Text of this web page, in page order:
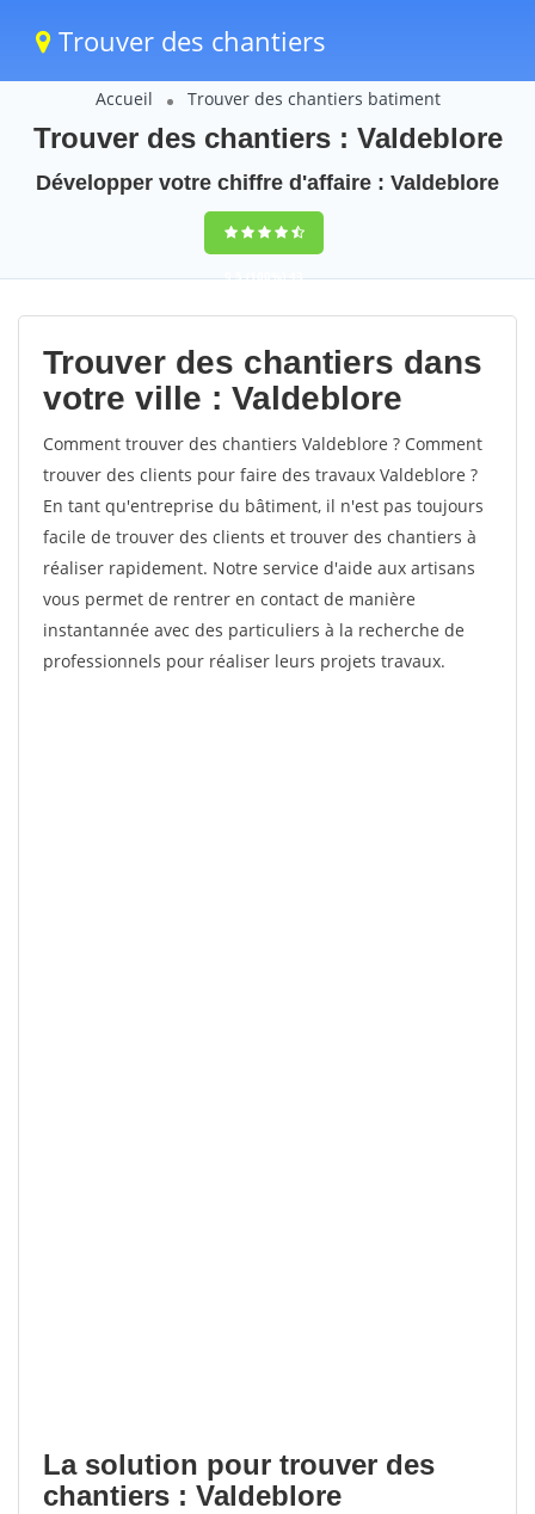
Trouver des chantiers
Accueil Trouver des chantiers batiment
Trouver des chantiers : Valdeblore
Développer votre chiffre d'affaire : Valdeblore
9,5(100%)43
votes
Trouver des chantiers dans
votre ville : Valdeblore
Comment trouver des chantiers Valdeblore ? Comment
trouver des clients pour faire des travaux Valdeblore ?
En tant qu'entreprise du bâtiment, il n'est pas toujours
facile de trouver des clients et trouver des chantiers à
réaliser rapidement. Notre service d'aide aux artisans
vous permet de rentrer en contact de manière
instantannée avec des particuliers à la recherche de
professionnels pour réaliser leurs projets travaux.
La solution pour trouver des
chantiers : Valdeblore